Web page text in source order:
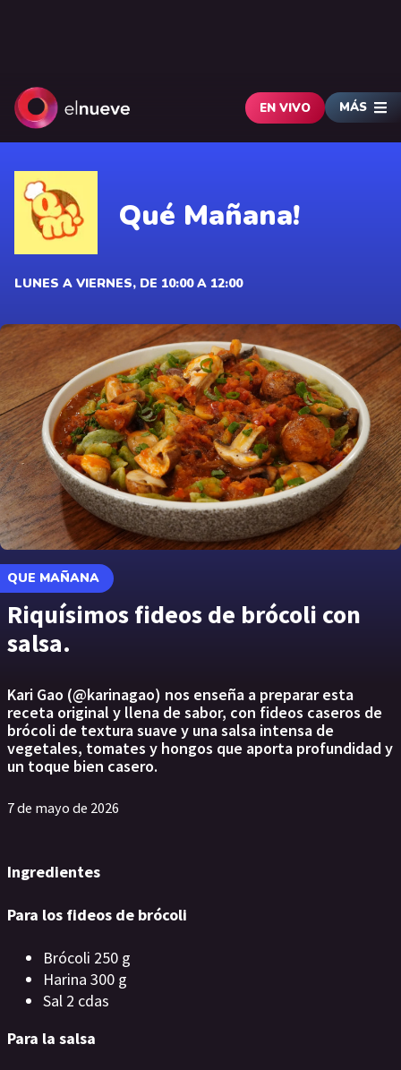
EN VIVO MÁS
Qué Mañana!
LUNES A VIERNES, DE 10:00 A 12:00
QUE MAÑANA
Riquísimos fideos de brócoli con
salsa.
Kari Gao (@karinagao) nos enseña a preparar esta
receta original y llena de sabor, con fideos caseros de
brócoli de textura suave y una salsa intensa de
vegetales, tomates y hongos que aporta profundidad y
un toque bien casero.
7 de mayo de 2026
Ingredientes
Para los fideos de brócoli
Brócoli 250 g
Harina 300 g
Sal 2 cdas
Para la salsa